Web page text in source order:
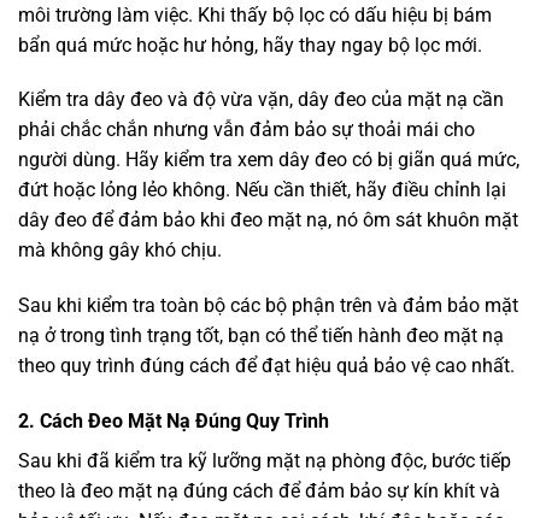
môi trường làm việc. Khi thấy bộ lọc có dấu hiệu bị bám
bẩn quá mức hoặc hư hỏng, hãy thay ngay bộ lọc mới.
Kiểm tra dây đeo và độ vừa vặn, dây đeo của mặt nạ cần
phải chắc chắn nhưng vẫn đảm bảo sự thoải mái cho
người dùng. Hãy kiểm tra xem dây đeo có bị giãn quá mức,
đứt hoặc lỏng lẻo không. Nếu cần thiết, hãy điều chỉnh lại
dây đeo để đảm bảo khi đeo mặt nạ, nó ôm sát khuôn mặt
mà không gây khó chịu.
Sau khi kiểm tra toàn bộ các bộ phận trên và đảm bảo mặt
nạ ở trong tình trạng tốt, bạn có thể tiến hành đeo mặt nạ
theo quy trình đúng cách để đạt hiệu quả bảo vệ cao nhất.
2. Cách Đeo Mặt Nạ Đúng Quy Trình
Sau khi đã kiểm tra kỹ lưỡng mặt nạ phòng độc, bước tiếp
theo là đeo mặt nạ đúng cách để đảm bảo sự kín khít và